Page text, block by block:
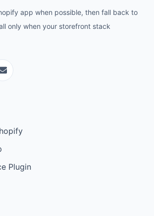
app when possible, then fall back to
only when your storefront stack
Plugin